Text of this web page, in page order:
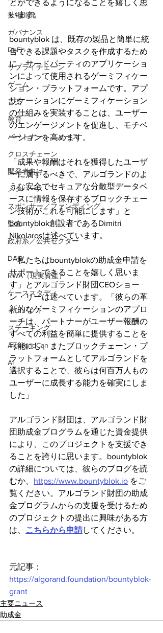
技術開発
ガバナンス
DeFi
サプライチェーン
ゲーム
音楽
教育
パートナー・ニュース
クロスチェーン
開発者向け
メタバース
スポンサー／ファンディング
監査
政府系／公共セクター
DAO
RWA（現実資産）
ケーススタディ
インパクト
ステーキング
AlgorandCan
AI
とができるようになることを嬉しく思
います。
bountyblok は、既存の製品と簡単に統
合できる課題やタスクを作成するため
に、サードパーティのアプリケーショ
ンによって使用されるゲーミフィケー
ション・プラットフォームです。アプ
リケーションにゲーミフィケーション
の仕組みを実装することは、ユーザー
のエンゲージメントを促進し、モチベ
ーションを高めます。
「成果や報酬はそれを獲得したユーザ
ーに属するべきで、アルゴランドのよ
うな安全でセキュアな分散型データベ
ースに情報を保存するブロックチェー
ン技術がこれを可能にします」と
bountyblok創設者であるDimitri
Nikolarosは述べています。
「私たちはbountyblokの助成金申請を
サポートできることを嬉しく思いま
す」とアルゴランド財団CEOショー
ン・リーは述べています。「彼らの革
新的なゲーミフィケーションのアプロ
ーチは、パートナーがユーザー報酬の
すべての利益を簡単に提供することを
可能にし、またブロックチェーン・プ
ラットフォームとしてアルゴランドを
選択することで、彼らは何百万人もの
ユーザーに成長する能力を確実にしま
した」
アルゴランド財団は、アルゴランド財
団助成金プログラムを通じた資金提供
により、このプロジェクトを支援でき
ることを誇りに思います。bountyblok
の詳細については、彼らのブログを読
むか、 https://www.bountyblok.io をご
覧ください。アルゴランド財団の助成
金プログラムからの支援を受けるため
のプロジェクトの提出に興味がある方
は、
こちらから申請してください。
元記事：
https://algorand.foundation/bountyblok-
grant
主要ニュース
助成金